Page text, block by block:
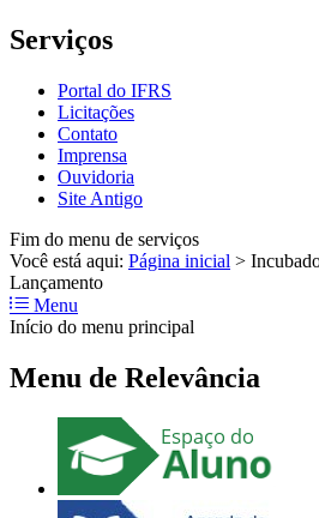
Serviços
Portal do IFRS
Licitações
Contato
Imprensa
Ouvidoria
Site Antigo
Fim do menu de serviços
Você está aqui: Página inicial >
Lançamento
Menu
Início do menu principal
Menu de Relevância